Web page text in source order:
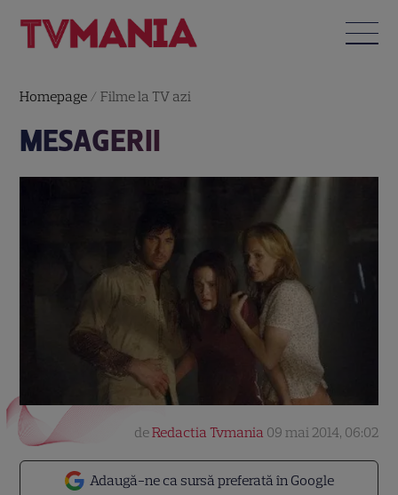
Homepage /Filme la TV azi
MESAGERII
Adaugă-ne ca sursă preferată în Google
deRedactia Tvmania 09 mai 2014, 06:02